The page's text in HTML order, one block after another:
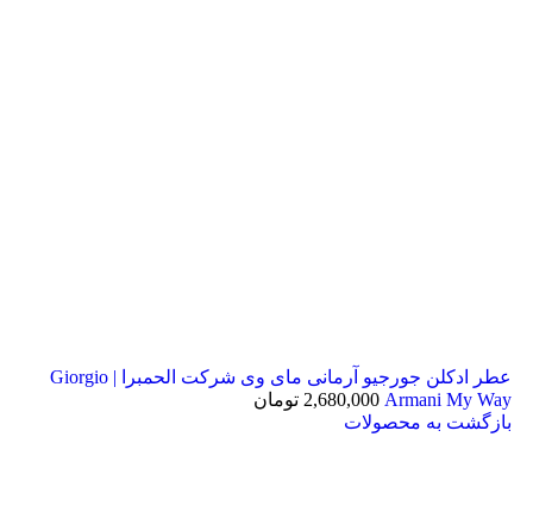
عطر ادکلن جورجیو آرمانی مای وی شرکت الحمبرا | Giorgio
Armani My Way
2,680,000 تومان
بازگشت به محصولات